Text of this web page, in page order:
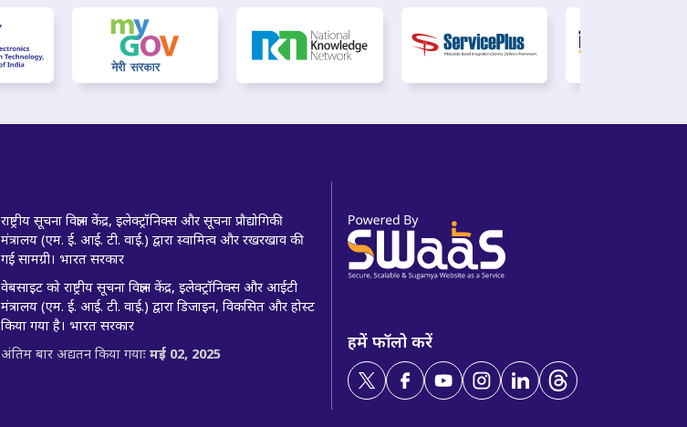
राष्ट्रीय सूचना विज्ञान केंद्र, इलेक्ट्रॉनिक्स और सूचना प्रौद्योगिकी
मंत्रालय (एम. ई. आई. टी. वाई.) द्वारा स्वामित्व और रखरखाव की
गई सामग्री। भारत सरकार
वेबसाइट को राष्ट्रीय सूचना विज्ञान केंद्र, इलेक्ट्रॉनिक्स और आईटी
मंत्रालय (एम. ई. आई. टी. वाई.) द्वारा डिजाइन, विकसित और होस्ट
किया गया है। भारत सरकार
अंतिम बार अद्यतन किया गयाः मई 02, 2025
हमें फॉलो करें